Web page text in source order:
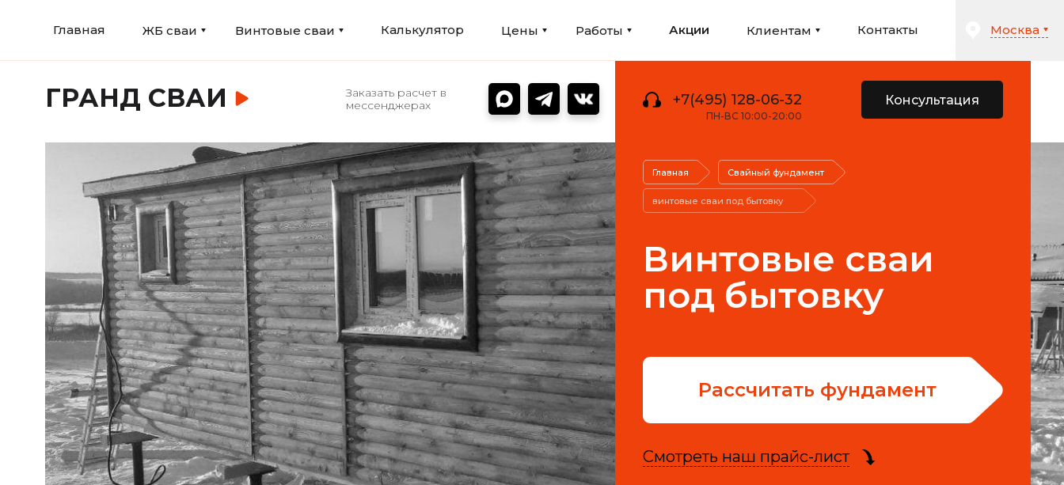
Главная ЖБ сваи Винтовые сваи Калькулятор Цены Работы Акции Клиентам Контакты Москва
ГРАНД СВАИ
Заказать расчет в
мессенджерах
+7(495) 128-06-32
ПН-ВС 10:00-20:00
Консультация
Главная Свайный фундамент
винтовые сваи под бытовку
Винтовые сваи
под бытовку
Рассчитать фундамент
Смотреть наш прайс-лист